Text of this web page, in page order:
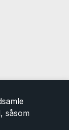
såsom